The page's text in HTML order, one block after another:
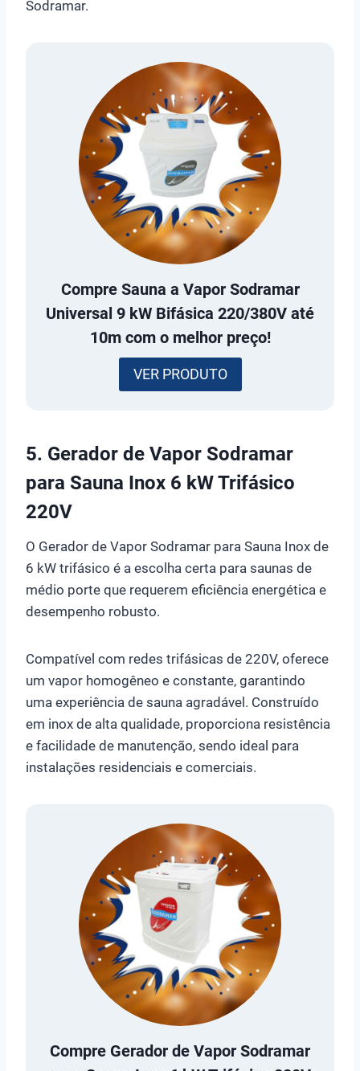
Sodramar.
Compre Sauna a Vapor Sodramar
Universal 9 kW Bifásica 220/380V até
10mcom o melhor preço!
VER PRODUTO
5. Gerador de Vapor Sodramar
para Sauna Inox 6 kW Trifásico
220V
O Gerador de Vapor Sodramar para Sauna Inox de
6 kW trifásico é a escolha certa para saunas de
médio porte que requerem eficiência energética e
desempenho robusto.
Compatível com redes trifásicas de 220V, oferece
um vapor homogêneo e constante, garantindo
uma experiência de sauna agradável. Construído
em inox de alta qualidade, proporciona resistência
e facilidade de manutenção, sendo ideal para
instalações residenciais e comerciais.
Compre Gerador de Vapor Sodramar